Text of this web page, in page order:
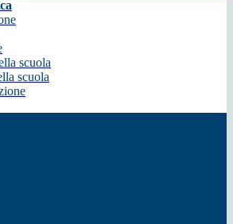
scuola
scuola